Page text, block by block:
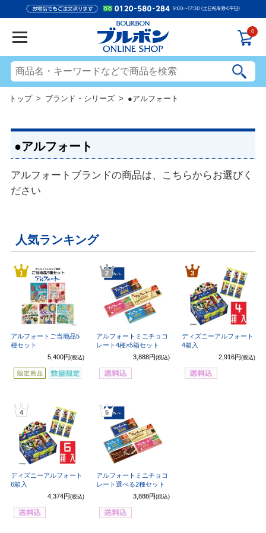
0
トップ> ブランド・シリーズ > ●アルフォート
●アルフォート
アルフォートブランドの商品は、こちらからお選びく
ださい
人気ランキング
1
アルフォートご当地品5
種セット
5,400円 (税込)
2
アルフォートミニチョコ
レート4種×5箱セット
3,888円 (税込)
3
ディズニーアルフォート
4箱入
2,916円(税込)
4
ディズニーアルフォート
6箱入
4,374円 (税込)
5
アルフォートミニチョコ
レート選べる2種セット
3,888円 (税込)